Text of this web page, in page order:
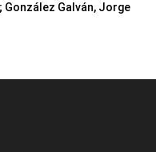
; González Galván, Jorge